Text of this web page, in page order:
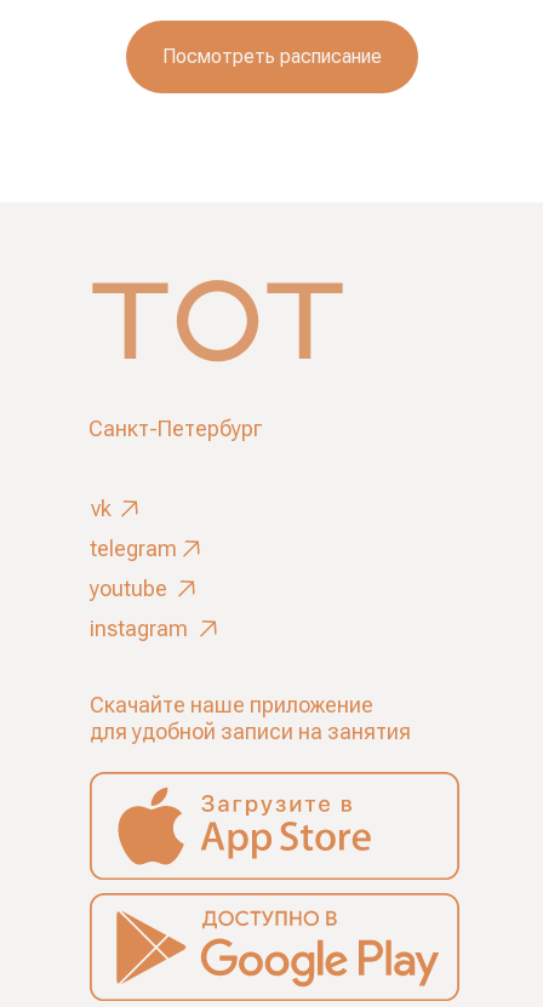
Посмотреть расписание
Санкт-Петербург
Скачайте наше приложение
для удобной записи на занятия
instagram
youtube
telegram
vk